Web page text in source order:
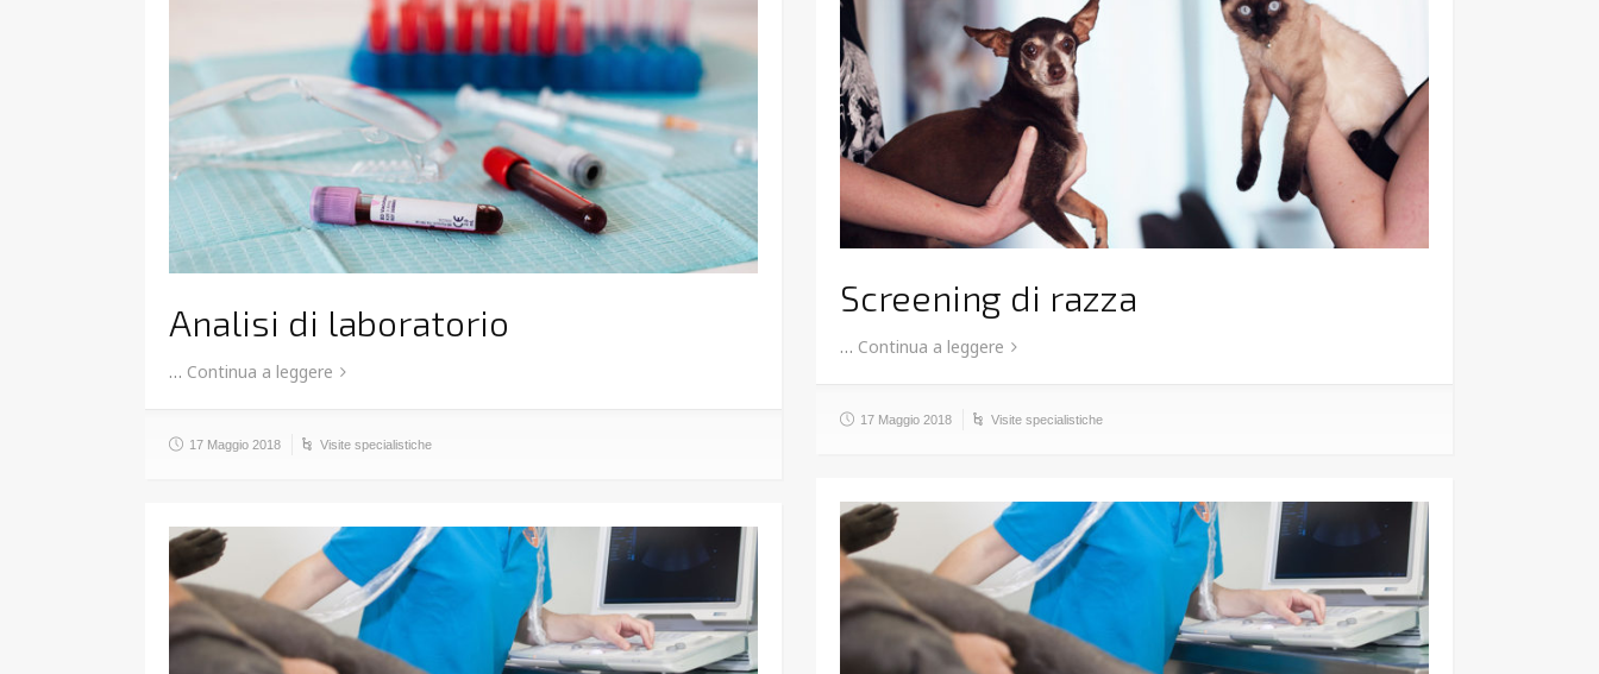
Screening di razza
… Continua a leggere
17 Maggio 2018 Visite specialistiche
Analisi di laboratorio
… Continua a leggere
17 Maggio 2018 Visite specialistiche